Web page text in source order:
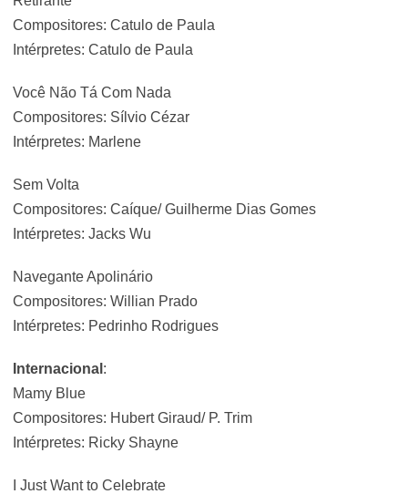
Compositores: Catulo de Paula
Intérpretes: Catulo de Paula
Você Não Tá Com Nada
Compositores: Sílvio Cézar
Intérpretes: Marlene
Sem Volta
Compositores: Caíque/ Guilherme Dias Gomes
Intérpretes: Jacks Wu
Navegante Apolinário
Compositores: Willian Prado
Intérpretes: Pedrinho Rodrigues
Internacional :
Mamy Blue
Compositores: Hubert Giraud/ P. Trim
Intérpretes: Ricky Shayne
I Just Want to Celebrate